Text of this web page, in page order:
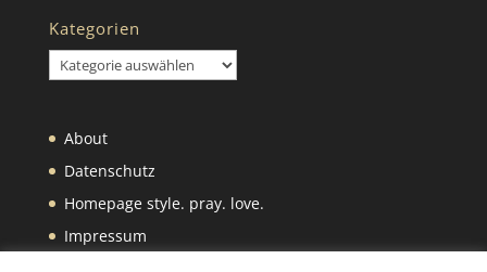
Kategorien
Kategorien
About
Datenschutz
Homepage style. pray. love.
Impressum